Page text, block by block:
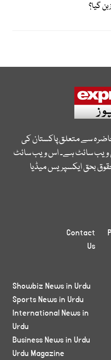
بن گیا؟
سے متعلق پاکستان کی
ویب سائٹ ہے۔ اس ویب سائٹ
بحق ایکسپریس میڈیا
Contact
Us
Showbiz News in Urdu
Sports News in Urdu
International News in
Urdu
Business News in Urdu
Urdu Magazine